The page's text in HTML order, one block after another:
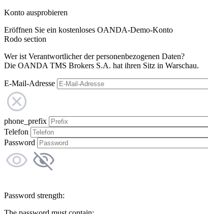
Konto ausprobieren
Eröffnen Sie ein kostenloses OANDA-Demo-Konto
Rodo section
Wer ist Verantwortlicher der personenbezogenen Daten?
Die OANDA TMS Brokers S.A. hat ihren Sitz in Warschau.
E-Mail-Adresse
phone_prefix
Telefon
Password
Password strength: